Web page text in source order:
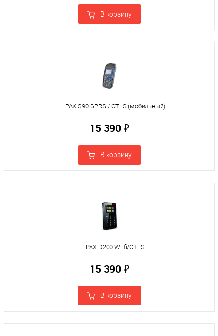
В корзину
PAX S90 GPRS / CTLS (мобильный)
15 390 ₽
В корзину
PAX D200 Wi-fi/CTLS
15 390 ₽
В корзину